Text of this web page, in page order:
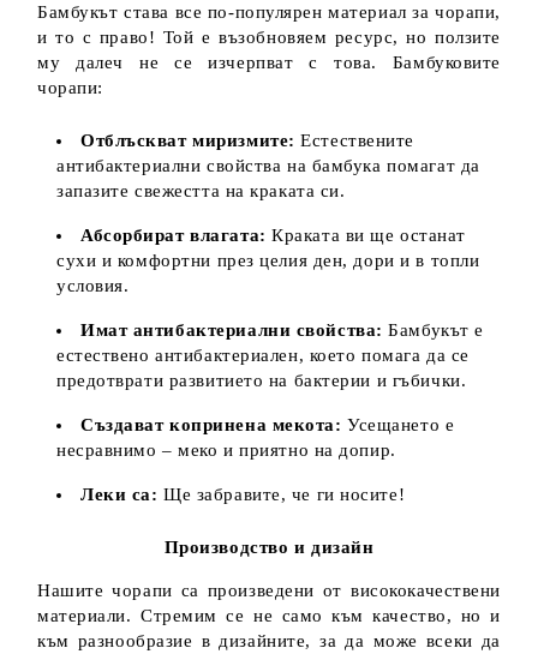
Бамбукът става все по-популярен материал за чорапи,
и то с право! Той е възобновяем ресурс, но ползите
му далеч не се изчерпват с това. Бамбуковите
чорапи:
Отблъскват миризмите: Естествените
антибактериални свойства на бамбука помагат да
запазите свежестта на краката си.
Абсорбират влагата: Краката ви ще останат
сухи и комфортни през целия ден, дори и в топли
условия.
Имат антибактериални свойства: Бамбукът е
естествено антибактериален, което помага да се
предотврати развитието на бактерии и гъбички.
Създават копринена мекота: Усещането е
несравнимо – меко и приятно на допир.
Леки са: Ще забравите, че ги носите!
Производство и дизайн
Нашите чорапи са произведени от висококачествени
материали. Стремим се не само към качество, но и
към разнообразие в дизайните, за да може всеки да